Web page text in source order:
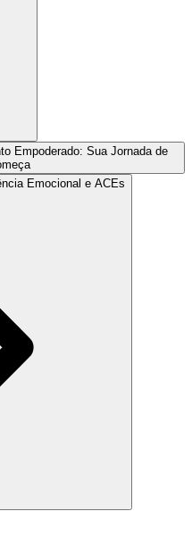
Empoderado: Sua Jornada de
Emocional e ACEs